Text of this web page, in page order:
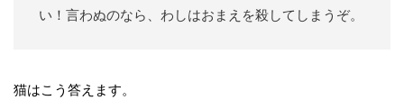
い！言わぬのなら、わしはおまえを殺してしまうぞ。
猫はこう答えます。